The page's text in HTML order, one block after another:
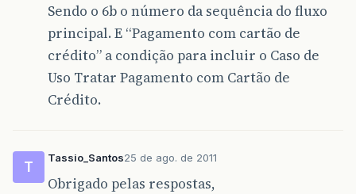
Sendo o 6b o número da sequência do fluxo
principal. E “Pagamento com cartão de
crédito” a condição para incluir o Caso de
Uso Tratar Pagamento com Cartão de
Crédito.
T
Tassio_Santos25 de ago. de 2011
Obrigado pelas respostas,